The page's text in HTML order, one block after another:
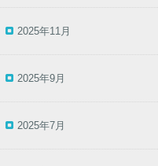
2025年11月
2025年9月
2025年7月